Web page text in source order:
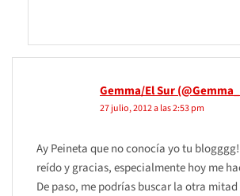
Gemma/El Sur
27 julio, 2012 a las 2:53 pm
Ay Peineta que no conocía yo tu
reído y gracias, especialmente hoy me
De paso, me podrías buscar la otra